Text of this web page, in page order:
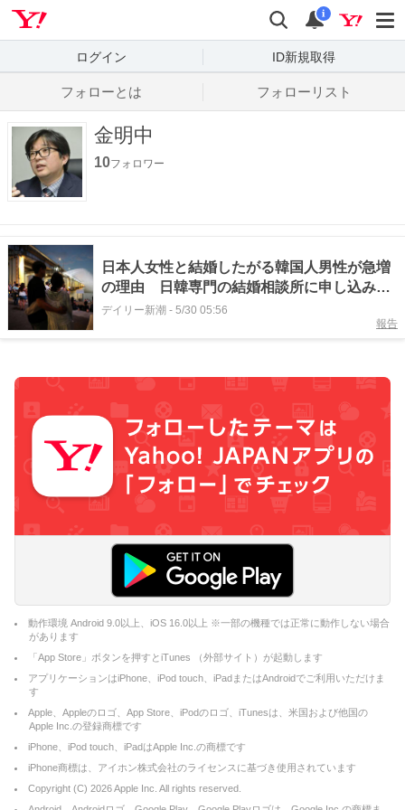
検索
通知
i
ログイン ID新規取得
フォローとは フォローリスト
金明中
10フォロワー
日本人女性と結婚したがる韓国人男性が急増
の理由 日韓専門の結婚相談所に申し込みが
年間2万件も！ 「日本人は経済力を重視し
デイリー新潮 - 5/30 05:56
報告
動作環境 Android 9.0以上、iOS 16.0以上 ※一部の機種では正常に動作しない場合
があります
「App Store」ボタンを押すとiTunes （外部サイト）が起動します
アプリケーションはiPhone、iPod touch、iPadまたはAndroidでご利用いただけま
す
Apple、Appleのロゴ、App Store、iPodのロゴ、iTunesは、米国および他国の
Apple Inc.の登録商標です
iPhone、iPod touch、iPadはApple Inc.の商標です
iPhone商標は、アイホン株式会社のライセンスに基づき使用されています
Copyright (C) 2026Apple Inc. All rights reserved.